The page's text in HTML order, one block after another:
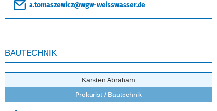
a.tomaszewicz@wgw-weisswasser.de
BAUTECHNIK
Karsten Abraham
Prokurist / Bautechnik